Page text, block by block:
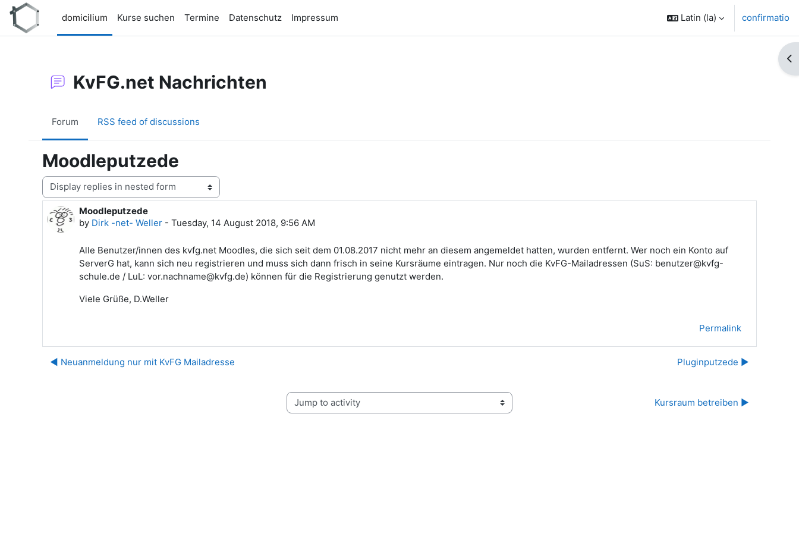
Skip to main content
domicilium
Kurse suchen Termine Datenschutz Impressum Latin ‎(la)‎ confirmatio
KvFG.net Nachrichten
Forum RSS feed of discussions
Moodleputzede
Display mode
Moodleputzede
by Dirk -net- Weller - Tuesday, 14 August 2018, 9:56 AM
Number of replies: 0
Alle Benutzer/innen des kvfg.net Moodles, die sich seit dem 01.08.2017 nicht mehr an diesem angemeldet hatten, wurden entfernt. Wer noch ein Konto auf
ServerG hat, kann sich neu registrieren und muss sich dann frisch in seine Kursräume eintragen. Nur noch die KvFG-Mailadressen (SuS: benutzer@kvfg-
schule.de / LuL: vor.nachname@kvfg.de) können für die Registrierung genutzt werden.
Viele Grüße, D.Weller
Permalink
◀︎ Neuanmeldung nur mit KvFG Mailadresse Pluginputzede ▶︎
Jump to activity Kursraum betreiben ▶︎